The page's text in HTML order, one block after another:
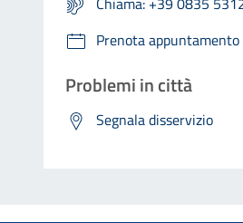
Prenota appuntamento
Problemi in città
Segnala disservizio